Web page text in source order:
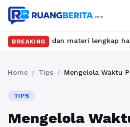
BREAKING
dan materi lengkap hanya di
Home / Tips /
TIPS
Mengelola